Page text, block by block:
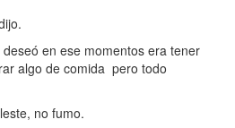
en ese momentos era tener
algo de comida pero todo
no fumo.